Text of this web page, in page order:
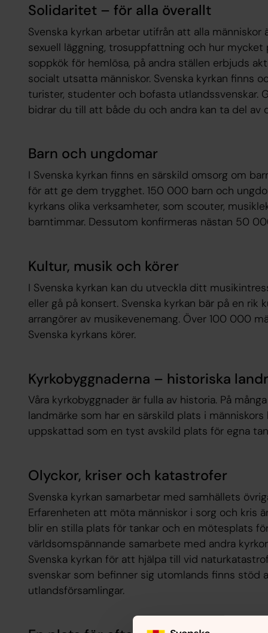
Solidaritet – för alla överallt
Svenska kyrkan arbetar utifrån att alla människor
sexuell läggning, trosuppfattning och hur mycket
soppkök för hemlösa, på andra ställen erbjuds
socialt utsatta människor. Svenska kyrkan finns
turister, studenter och bofasta utlandssvenskar.
bidrar du till att både du och andra kan ta del av
Barn och ungdomar
I Svenska kyrkan finns en särskild omsorg om
för att ge dem trygghet. 150 000 barn och
kyrkans olika verksamheter, som scouter,
barntimmar. Dessutom konfirmeras nästan 50
Kultur, musik och körer
I Svenska kyrkan kan du utveckla ditt
eller gå på konsert. Svenska kyrkan bär på en
arrangörer av musikevenemang. Över 100 000
Svenska kyrkans körer.
Kyrkobyggnaderna – historiska
Våra kyrkobyggnader är fulla av historia. På
landmärke som har en särskild plats i människors
uppskattad som en tyst avskild plats för egna
Olyckor, kriser och katastrofer
Svenska kyrkan samarbetar med samhällets
Erfarenheten att möta människor i sorg och kris
blir en stilla plats för tankar och en mötesplats
världsomspännande samarbete med andra
Svenska kyrkan för att hjälpa till vid
svenskar som befinner sig utomlands finns stöd
utlandsförsamlingar.